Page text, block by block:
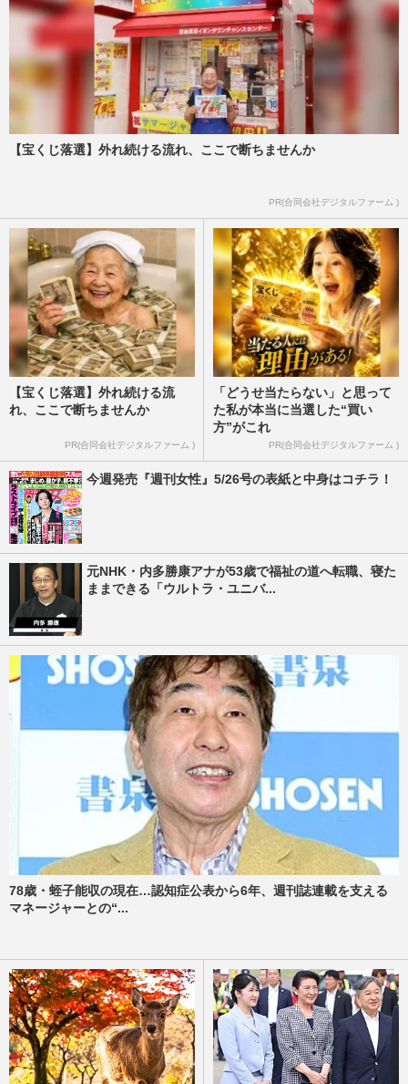
【宝くじ落選】外れ続ける流れ、ここで断ちませんか
PR(合同会社デジタルファーム )
【宝くじ落選】外れ続ける流
れ、ここで断ちませんか
PR(合同会社デジタルファーム )
「どうせ当たらない」と思って
た私が本当に当選した“買い
方”がこれ
PR(合同会社デジタルファーム )
今週発売『週刊女性』5/26号の表紙と中身はコチラ！
元NHK・内多勝康アナが53歳で福祉の道へ転職、寝た
ままできる「ウルトラ・ユニバ...
78歳・蛭子能収の現在…認知症公表から6年、週刊誌連載を支える
マネージャーとの“...